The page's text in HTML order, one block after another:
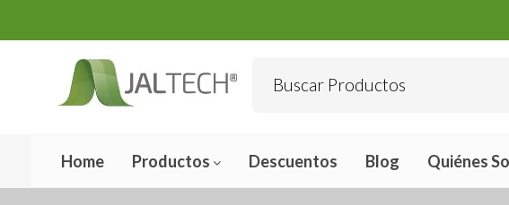
Home Productos Descuentos Blog Quiénes